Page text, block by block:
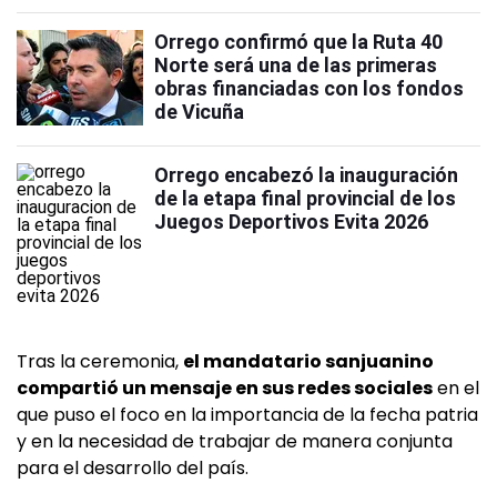
Orrego confirmó que la Ruta 40
Norte será una de las primeras
obras financiadas con los fondos
de Vicuña
Orrego encabezó la inauguración
de la etapa final provincial de los
Juegos Deportivos Evita 2026
Tras la ceremonia, el mandatario sanjuanino
compartió un mensaje en sus redes socialesen el
que puso el foco en la importancia de la fecha patria
y en la necesidad de trabajar de manera conjunta
para el desarrollo del país.